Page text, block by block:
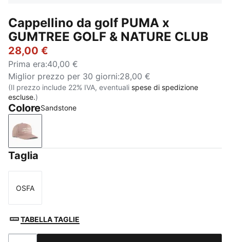
Cappellino da golf PUMA x
GUMTREE GOLF & NATURE CLUB
28,00 €
Prima era:40,00 €
Miglior prezzo per 30 giorni:28,00 €
(Il prezzo include 22% IVA, eventuali spese di spedizione
escluse.)
ColoreSandstone
Sandstone
Taglia
Taglia
OSFA
TABELLA TAGLIE